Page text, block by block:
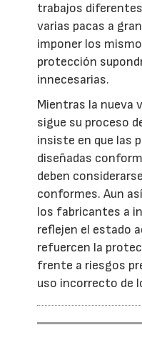
trabajos
varias pacas a
imponer los
protección
innecesarias.
Mientras la nueva
sigue su proceso
insiste en que las
diseñadas
deben
conformes. Aun
los fabricantes a
reflejen el estado
refuercen la
frente a riesgos
uso incorrecto de